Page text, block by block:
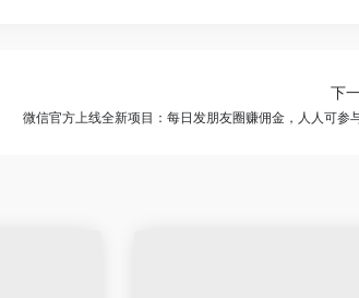
下
微信官方上线全新项目：每日发朋友圈赚佣金，人人可参